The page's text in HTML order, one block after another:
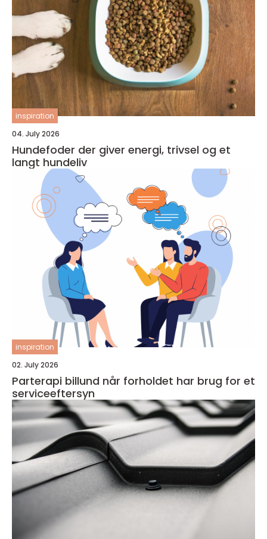
inspiration
04. July 2026
Hundefoder der giver energi, trivsel og et
langt hundeliv
inspiration
02. July 2026
Parterapi billund når forholdet har brug for et
serviceeftersyn